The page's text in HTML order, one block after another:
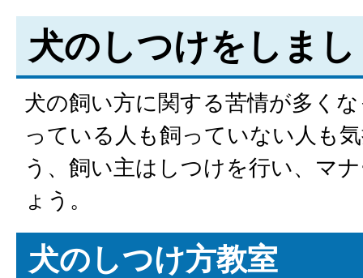
犬のしつけをしま
犬の飼い方に関する苦情が多く
っている人も飼っていない人も
う、飼い主はしつけを行い、マ
ょう。
犬のしつけ方教室